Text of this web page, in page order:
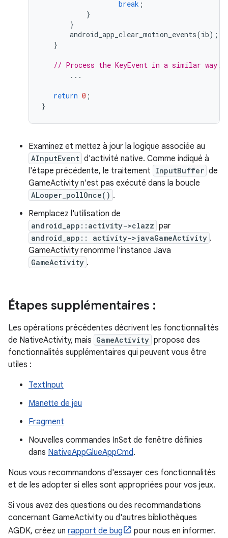
break ;
}
}
android_app_clear_motion_events(ib);
}
// Process the KeyEvent in a similar way.
...
return 0 ;
}
Examinez et mettez à jour la logique associée au
AInputEvent d'activité native. Comme indiqué à
l'étape précédente, le traitement InputBuffer de
GameActivity n'est pas exécuté dans la boucle
ALooper_pollOnce() .
Remplacez l'utilisation de
android_app::activity->clazz par
android_app:: activity->javaGameActivity .
GameActivity renomme l'instance Java
GameActivity .
Étapes supplémentaires :
Les opérations précédentes décrivent les fonctionnalités
de NativeActivity, mais GameActivity propose des
fonctionnalités supplémentaires qui peuvent vous être
utiles :
TextInput
Manette de jeu
Fragment
Nouvelles commandes InSet de fenêtre définies
dans NativeAppGlueAppCmd.
Nous vous recommandons d'essayer ces fonctionnalités
et de les adopter si elles sont appropriées pour vos jeux.
Si vous avez des questions ou des recommandations
concernant GameActivity ou d'autres bibliothèques
AGDK, créez un rapport de bug pour nous en informer.